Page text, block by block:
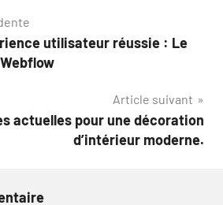
utilisateur réussie : Le
Article suivant
actuelles pour une décoration
d’intérieur moderne.